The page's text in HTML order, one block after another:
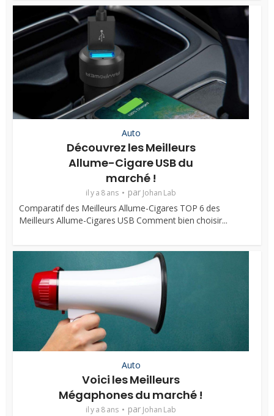
Auto
Découvrez les Meilleurs
Allume-Cigare USB du
marché !
il y a 8 ans par Johan Lab
Comparatif des Meilleurs Allume-Cigares TOP 6 des
Meilleurs Allume-Cigares USB Comment bien choisir...
Auto
Voici les Meilleurs
Mégaphones du marché !
il y a 8 ans par Johan Lab